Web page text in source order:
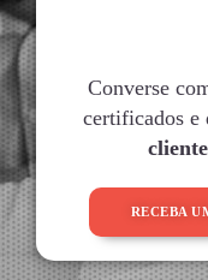
Converse
certificados e
RECEBA